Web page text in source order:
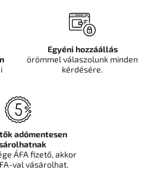
Egyéni hozzáállás
örömmel válaszolunk minden
kérdésére.
adómentesen
ÁFA fizető, akkor
val vásárolhat.